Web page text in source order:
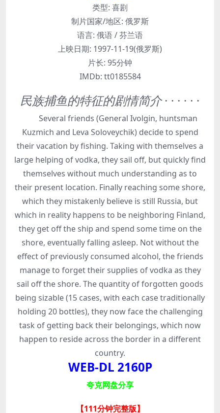
类型: 喜剧
制片国家/地区: 俄罗斯
语言: 俄语 / 芬兰语
上映日期: 1997-11-19(俄罗斯)
片长: 95分钟
IMDb: tt0185584
民族捕鱼的特征的剧情简介· · · · · ·
Several friends (General Ivolgin, huntsman
Kuzmich and Leva Soloveychik) decide to spend
their vacation by fishing. Taking with themselves a
large helping of vodka, they sail off, but quickly find
themselves without much understanding as to
their present location. Finally reaching some shore,
which they mistakenly believe is still Russia, but
which in reality happens to be neighboring Finland,
they get off the ship and spend some time on the
shore, eventually falling asleep. Not without the
effect of previously consumed alcohol, the friends
manage to forget their supplies of vodka as they
sail off the shore. The quantity of forgotten goods
being sizable (15 cases, with each case traditionally
holding 20 bottles), they now face the challenging
task of getting back their belongings, which now
happen to reside across the border in a different
country.
WEB-DL 2160P
夸克网盘分享
【111分钟完整版】